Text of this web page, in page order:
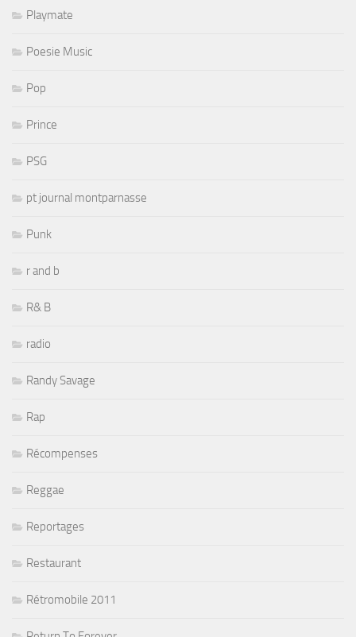
Playmate
Poesie Music
Pop
Prince
PSG
pt journal montparnasse
Punk
r and b
R& B
radio
Randy Savage
Rap
Récompenses
Reggae
Reportages
Restaurant
Rétromobile 2011